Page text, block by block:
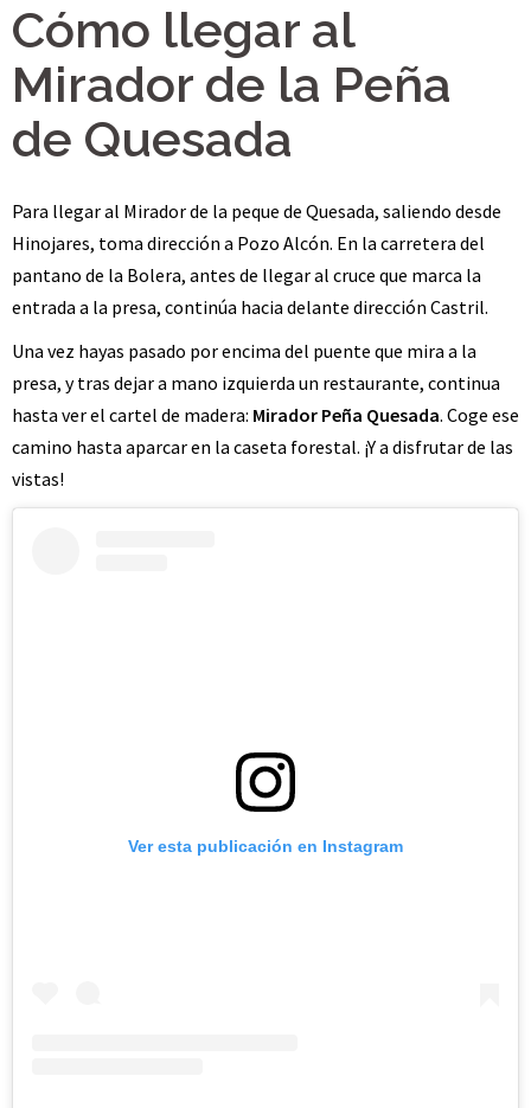
Cómo llegar al
Mirador de la Peña
de Quesada
Para llegar al Mirador de la peque de Quesada, saliendo desde
Hinojares, toma dirección a Pozo Alcón. En la carretera del
pantano de la Bolera, antes de llegar al cruce que marca la
entrada a la presa, continúa hacia delante dirección Castril.
Una vez hayas pasado por encima del puente que mira a la
presa, y tras dejar a mano izquierda un restaurante, continua
hasta ver el cartel de madera: Mirador Peña Quesada. Coge ese
camino hasta aparcar en la caseta forestal. ¡Y a disfrutar de las
vistas!
Ver esta publicación en Instagram